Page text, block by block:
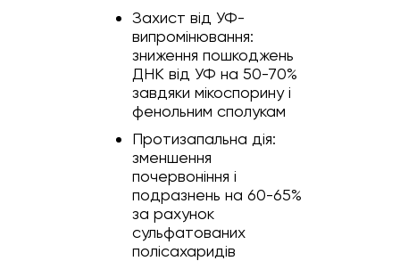
Захист від УФ-
випромінювання:
зниження пошкоджень
ДНК від УФ на 50-70%
завдяки мікоспорину і
фенольним сполукам
Протизапальна дія:
зменшення
почервоніння і
подразнень на 60-65%
за рахунок
сульфатованих
полісахаридів